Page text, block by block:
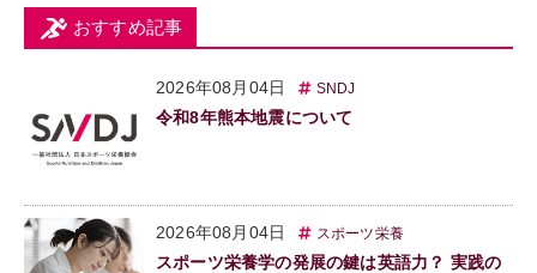
おすすめ記事
2026年08月04日 SNDJ
令和8年熊本地震について
2026年08月04日 スポーツ栄養
スポーツ栄養学の発展の鍵は英語力？ 実践の